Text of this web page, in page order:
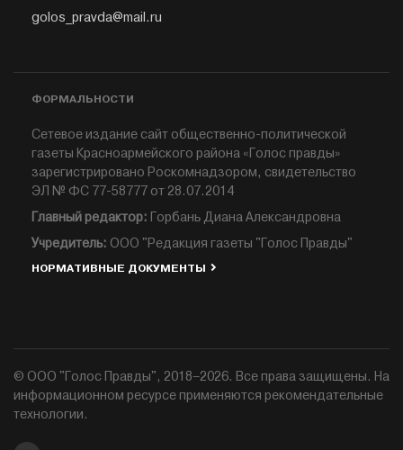
golos_pravda@mail.ru
ФОРМАЛЬНОСТИ
Сетевое издание сайт общественно-политической
газеты Красноармейского района «Голос правды»
зарегистрировано Роскомнадзором, свидетельство
ЭЛ № ФС 77-58777 от 28.07.2014
Главный редактор: Горбань Диана Александровна
Учредитель: ООО "Редакция газеты "Голос Правды"
НОРМАТИВНЫЕ ДОКУМЕНТЫ
© ООО "Голос Правды", 2018–2026. Все права защищены. На
информационном ресурсе применяются рекомендательные
технологии.